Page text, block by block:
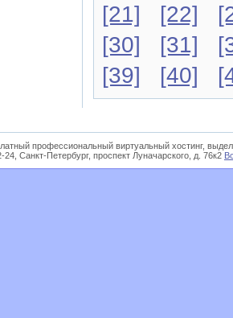
[21]
[22]
[30]
[31]
[39]
[40]
профессиональный виртуальный хостинг,
Санкт-Петербург, проспект Луначарского, д. 76к2